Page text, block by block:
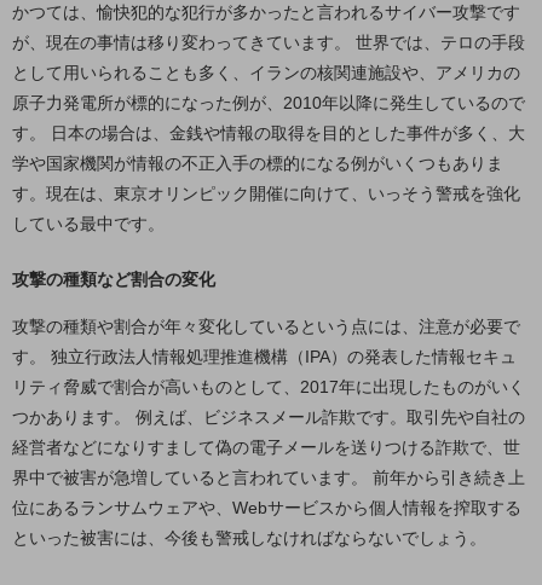
5G対応ホームルーター
通信モジュール製品
衛星携帯電話
IOT完了済みメーカーブランド製品
料金
料金TOP
ドコモBiz データ無制限 ドコモ MAX ドコモ mini ドコモBiz かけ放題
5Gデータプラス
IoT向け回線料金
home5Gプラン
モバイルサービス
端末の一元管理
かつては、愉快犯的な犯行が多かったと言われるサイバー攻撃です
が、現在の事情は移り変わってきています。 世界では、テロの手段
として用いられることも多く、イランの核関連施設や、アメリカの
原子力発電所が標的になった例が、2010年以降に発生しているので
す。 日本の場合は、金銭や情報の取得を目的とした事件が多く、大
学や国家機関が情報の不正入手の標的になる例がいくつもありま
す。現在は、東京オリンピック開催に向けて、いっそう警戒を強化
している最中です。
攻撃の種類など割合の変化
攻撃の種類や割合が年々変化しているという点には、注意が必要で
す。 独立行政法人情報処理推進機構（IPA）の発表した情報セキュ
リティ脅威で割合が高いものとして、2017年に出現したものがいく
つかあります。 例えば、ビジネスメール詐欺です。取引先や自社の
経営者などになりすまして偽の電子メールを送りつける詐欺で、世
界中で被害が急増していると言われています。 前年から引き続き上
位にあるランサムウェアや、Webサービスから個人情報を搾取する
といった被害には、今後も警戒しなければならないでしょう。